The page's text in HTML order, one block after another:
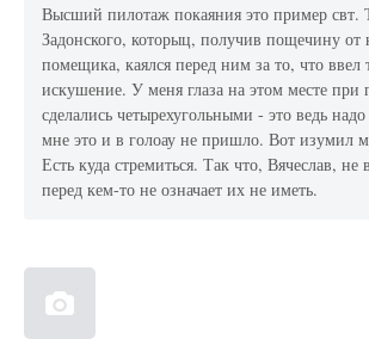
Высший пилотаж покаяния это пример свт.
Задонского, которыц, получив пощечину от
помещика, каялся перед ним за то, что ввел
искушение. У меня глаза на этом месте при
сделались четырехугольными - это ведь
мне это и в голоау не пришло. Вот изумил
Есть куда стремиться. Так что, Вячеслав, не
перед кем-то не означает их не иметь.